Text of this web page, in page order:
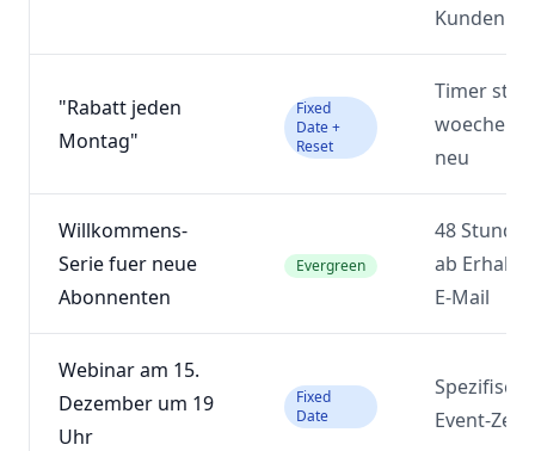
Kunden
"Rabatt jeden
Montag"
Fixed
Date +
Reset
Timer
neu
Willkommens-
Serie fuer neue
Abonnenten
Evergreen
48
ab Erhalt
E-Mail
Webinar am 15.
Dezember um 19
Uhr
Fixed
Date
Spezifische
Event-Zeit